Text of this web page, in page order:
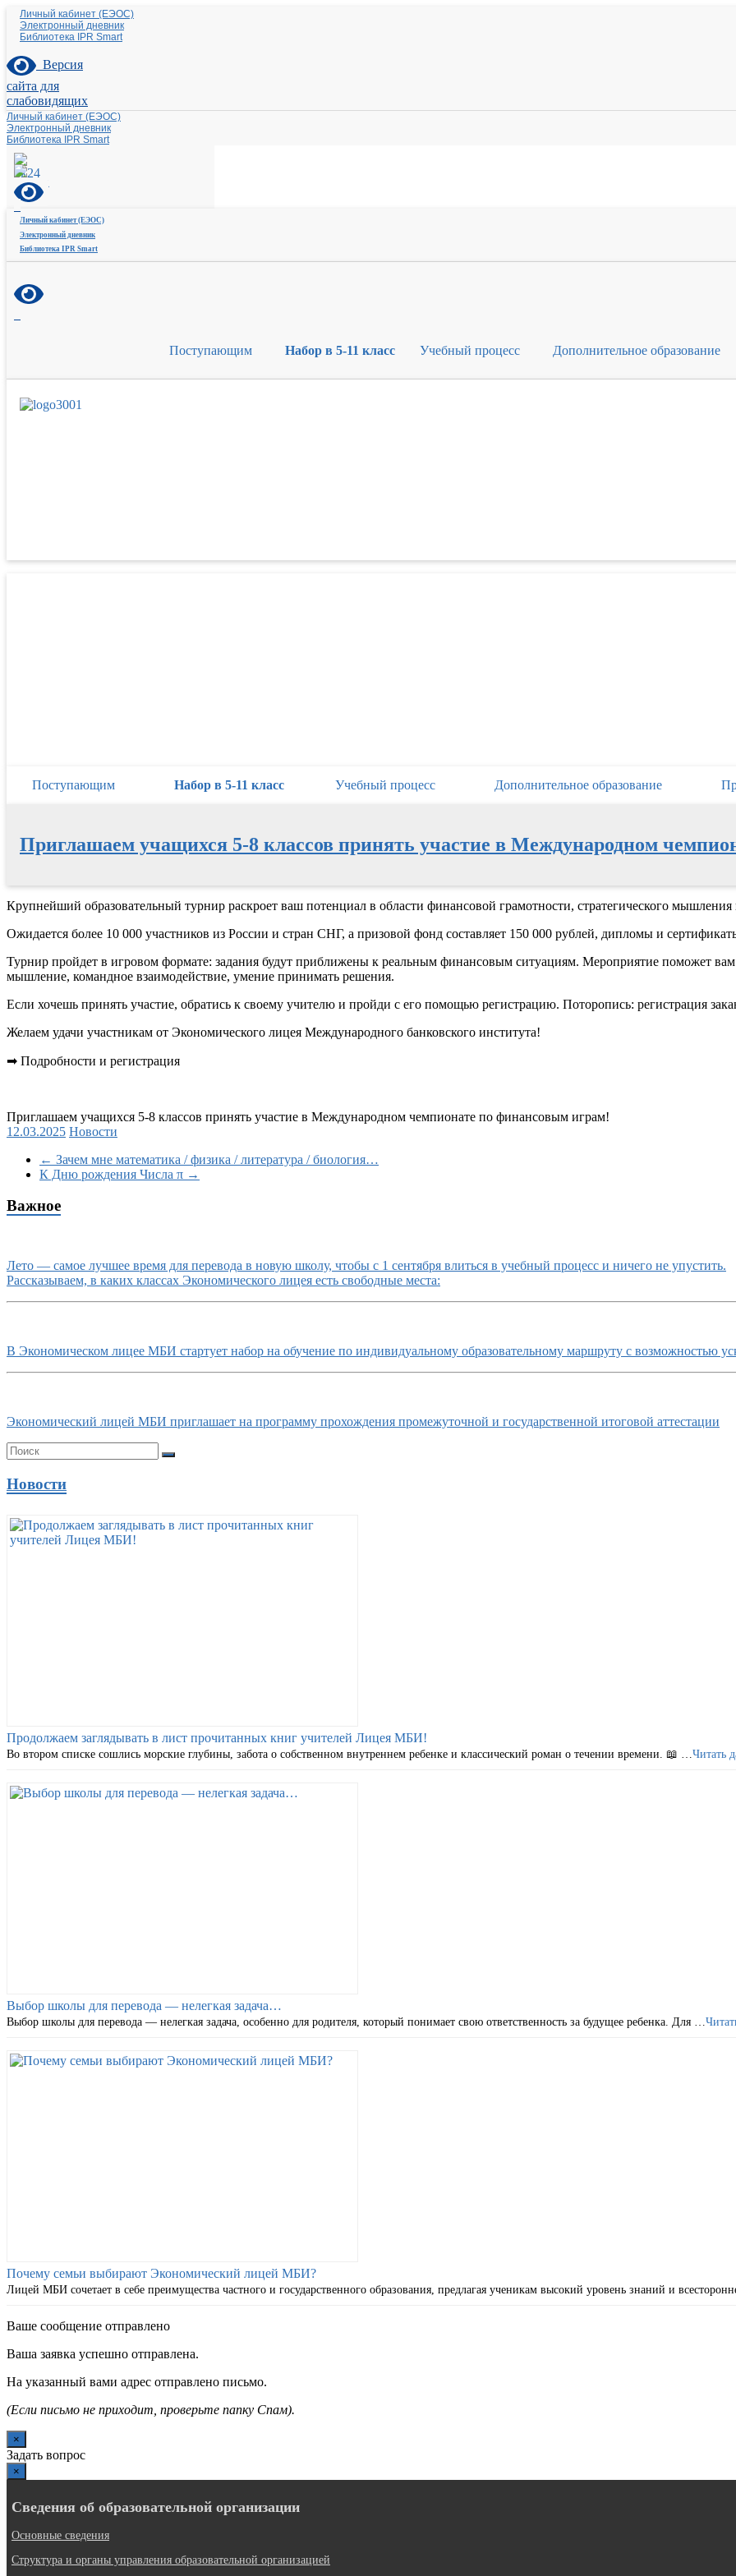
Личный кабинет (ЕЭОС)
Электронный дневник
Библиотека IPR Smart
Версия
сайта для
слабовидящих
Личный кабинет (ЕЭОС)
Электронный дневник
Библиотека IPR Smart
Личный кабинет (ЕЭОС)
Электронный дневник
Библиотека IPR Smart
Поступающим Набор в 5-11 класс Учебный процесс Дополнительное образование
Поступающим
Набор в 5-11 класс Учебный процесс Дополнительное образование
Приглашаем учащихся 5-8 классов принять участие в Международном
Перейти
содержимому
Крупнейший образовательный турнир раскроет ваш потенциал в области финансовой грамотности, стратегического мышления
Ожидается более 10 000 участников из России и стран СНГ, а призовой фонд составляет 150 000 рублей, дипломы и
Турнир пройдет в игровом формате: задания будут приближены к реальным финансовым ситуациям. Мероприятие поможет вам
мышление, командное взаимодействие, умение принимать решения.
Если хочешь принять участие, обратись к своему учителю и пройди с его помощью регистрацию. Поторопись: регистрация
Желаем удачи участникам от Экономического лицея Международного банковского института!
➡ Подробности и регистрация
Приглашаем учащихся 5-8 классов принять участие в Международном чемпионате по финансовым играм!
12.03.2025 Новости
← Зачем мне математика / физика / литература / биология…
К Дню рождения Числа π →
Важное
Лето — самое лучшее время для перевода в новую школу, чтобы с 1 сентября влиться в учебный процесс и ничего не упустить.
Рассказываем, в каких классах Экономического лицея есть свободные места:
В Экономическом лицее МБИ стартует набор на обучение по индивидуальному образовательному маршруту с возможностью
Экономический лицей МБИ приглашает на программу прохождения промежуточной и государственной итоговой аттестации
Новости
Продолжаем заглядывать в лист прочитанных книг учителей Лицея МБИ!
Во втором списке сошлись морские глубины, забота о собственном внутреннем ребенке и классический роман о течении времени. 📖 … Читать
Выбор школы для перевода — нелегкая задача…
Выбор школы для перевода — нелегкая задача, особенно для родителя, который понимает свою ответственность за будущее ребенка. Для …
Почему семьи выбирают Экономический лицей МБИ?
Лицей МБИ сочетает в себе преимущества частного и государственного образования, предлагая ученикам высокий уровень знаний и
Ваше сообщение отправлено
Ваша заявка успешно отправлена.
На указанный вами адрес отправлено письмо.
(Если письмо не приходит, проверьте папку Спам).
×
Задать вопрос
×
Сведения об образовательной организации
Основные сведения
Структура и органы управления образовательной организацией